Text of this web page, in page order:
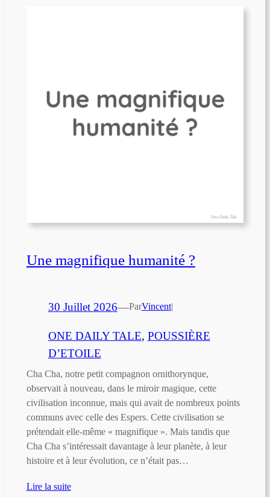
Une magnifique humanité ?
30 Juillet 2026—ParVincent|
ONE DAILY TALE, POUSSIÈRE
D’ETOILE
Cha Cha, notre petit compagnon ornithorynque,
observait à nouveau, dans le miroir magique, cette
civilisation inconnue, mais qui avait de nombreux points
communs avec celle des Espers. Cette civilisation se
prétendait elle-même « magnifique ». Mais tandis que
Cha Cha s’intéressait davantage à leur planète, à leur
histoire et à leur évolution, ce n’était pas…
Lire la suite